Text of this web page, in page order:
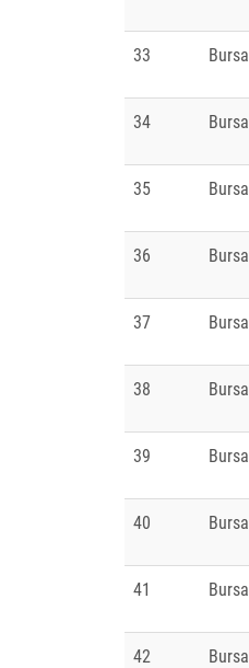
33 Bursa
34 Bursa
35 Bursa
36 Bursa
37 Bursa
38 Bursa
39 Bursa
40 Bursa
41 Bursa
42 Bursa